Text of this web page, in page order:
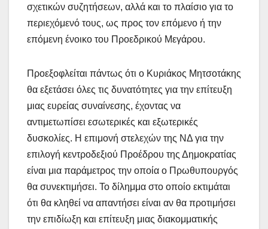
σχετικών συζητήσεων, αλλά και το πλαίσιο για το
περιεχόμενό τους, ως προς τον επόμενο ή την
επόμενη ένοικο του Προεδρικού Μεγάρου.
Προεξοφλείται πάντως ότι ο Κυριάκος Μητσοτάκης
θα εξετάσει όλες τις δυνατότητες για την επίτευξη
μιας ευρείας συναίνεσης, έχοντας να
αντιμετωπίσει εσωτερικές και εξωτερικές
δυσκολίες. Η επιμονή στελεχών της ΝΔ για την
επιλογή κεντροδεξιού Προέδρου της Δημοκρατίας
είναι μια παράμετρος την οποία ο Πρωθυπουργός
θα συνεκτιμήσει. Το δίλημμα στο οποίο εκτιμάται
ότι θα κληθεί να απαντήσει είναι αν θα προτιμήσει
την επιδίωξη και επίτευξη μιας διακομματικής